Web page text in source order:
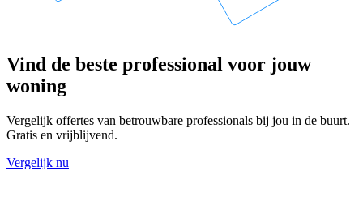
Vind de beste professional voor jouw
woning
Vergelijk offertes van betrouwbare professionals bij jou in de buurt.
Gratis en vrijblijvend.
Vergelijk nu